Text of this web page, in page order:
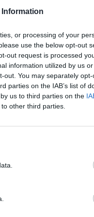
Information
or processing of your
use the below opt-out
out request is processed
information utilized by us
out. You may separately
parties on the IAB’s list of
us to third parties on the
other third parties.
dalla Guardia
usura.
con interessi del 10-
ricavato oltre 240 mila
Bartolomeo.